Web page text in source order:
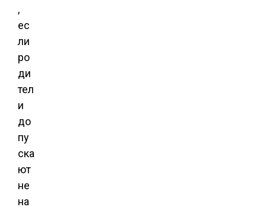
,
ес
ли
ро
ди
тел
и
до
пу
ска
ют
не
на